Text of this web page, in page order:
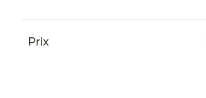
Prix